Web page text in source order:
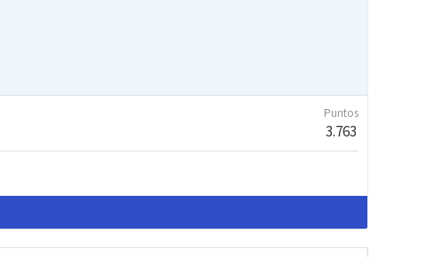
Puntos
3.763